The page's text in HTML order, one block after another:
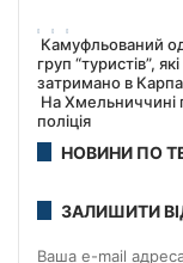
Камуфльований
груп “туристів”,
затримано в
На Хмельниччині
поліція
НОВИНИ ПО
ЗАЛИШИТИ
Ваша e-mail